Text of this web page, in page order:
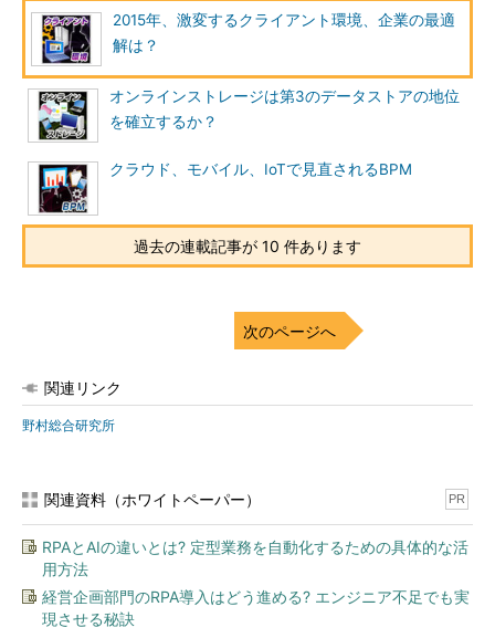
2015年、激変するクライアント環境、企業の最適
解は？
オンラインストレージは第3のデータストアの地位
を確立するか？
クラウド、モバイル、IoTで見直されるBPM
過去の連載記事が 10 件あります
次のページへ
関連リンク
野村総合研究所
関連資料（ホワイトペーパー） PR
RPAとAIの違いとは? 定型業務を自動化するための具体的な活
用方法
経営企画部門のRPA導入はどう進める? エンジニア不足でも実
現させる秘訣